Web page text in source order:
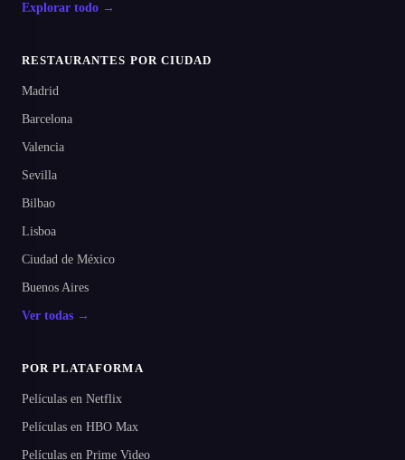
Explorar todo →
RESTAURANTES POR CIUDAD
Madrid
Barcelona
Valencia
Sevilla
Bilbao
Lisboa
Ciudad de México
Buenos Aires
Ver todas →
POR PLATAFORMA
Películas en Netflix
Películas en HBO Max
Películas en Prime Video